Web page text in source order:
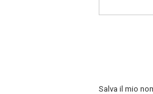
Salva il mio